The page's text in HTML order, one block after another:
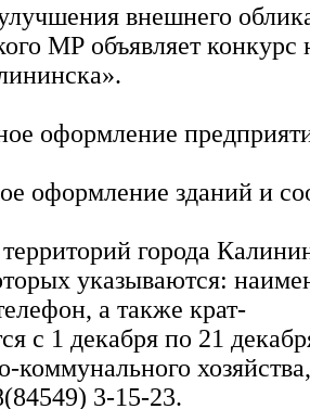
внешнего
МР объявляет
оформление
оформление зданий и
города
указываются:
а также крат-
с 1 декабря по 21
3-15-23.